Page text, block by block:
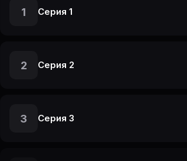
1 Серия 1
2 Серия 2
3 Серия 3